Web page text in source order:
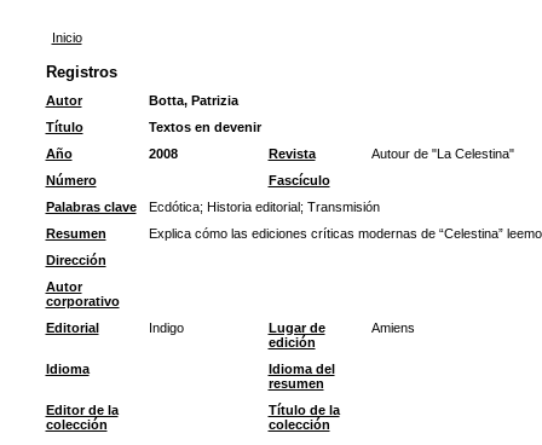
Inicio
Registros
Autor
Botta, Patrizia
Título
Textos en devenir
Año
2008 Revista
Autour de "La Celestina"
Número
Fascículo
Palabras clave
Ecdótica; Historia editorial; Transmisión
Resumen
Explica cómo las ediciones críticas modernas de “Celestina”
Dirección
Autor
corporativo
Editorial
Indigo
Lugar de
edición
Amiens
Idioma
Idioma del
resumen
Editor de la
colección
Título de la
colección